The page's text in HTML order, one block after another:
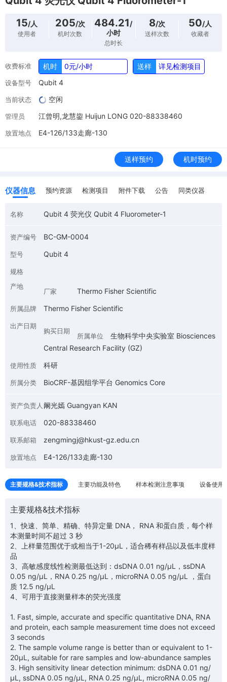
15/人
使用者
205/次
机时次数
484.21/
小时
总时长
8/次
送样次数
50/人
收藏者
收费标准 机时 0元/小时 送样 详见检测项目
设备型号 Qubit 4
当前状态 空闲
管理员 江曾明,龙慧鋆 Huijun LONG 020-88338460
放置地点 E4-126/133走廊-130
机时预约
送样预约
仪器信息 预约资源 检测项目 附件下载 公告 同类仪器
名称 Qubit 4 荧光仪 Qubit 4 Fluorometer-1
资产编号 BC-GM-0004
型号 Qubit 4
规格
产地
厂家 Thermo Fisher Scientific
所属品牌 Thermo Fisher Scientific
出产日期
购买日期
所属单位
生物科学中央实验室 Biosciences
Central Research Facility (GZ)
使用性质 科研
所属分类 BioCRF-基因组学平台 Genomics Core
资产负责人 阚光嫣 Guangyan KAN
联系电话 020-88338460
联系邮箱 zengmingj@hkust-gz.edu.cn
放置地点 E4-126/133走廊-130
主要规格&技术指标 主要功能及特色 样本检测注意事项 设备使用
主要规格&技术指标
1、快速、简单、精确、特异定量 DNA， RNA 和蛋白质，每个样
本测量时间不超过 3 秒
2、上样量范围优于或相当于1-20μL，适合稀有样品以及低丰度样
品
3、高敏感度线性检测最低达到：dsDNA 0.01 ng/μL，ssDNA
0.05 ng/μL，RNA 0.25 ng/μL，microRNA 0.05 ng/μL ，蛋白
质 12.5 ng/μL
4、可用于直接测量样本的荧光强度
1. Fast, simple, accurate and specific quantitative DNA, RNA
and protein, each sample measurement time does not exceed
3 seconds
2. The sample volume range is better than or equivalent to 1-
20μL, suitable for rare samples and low-abundance samples
3. High sensitivity linear detection minimum: dsDNA 0.01 ng/
μL, ssDNA 0.05 ng/μL, RNA 0.25 ng/μL, microRNA 0.05 ng/